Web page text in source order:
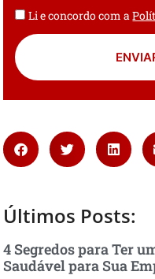
Li e concordo com a
Últimos Posts:
4 Segredos para Ter
Saudável para Sua